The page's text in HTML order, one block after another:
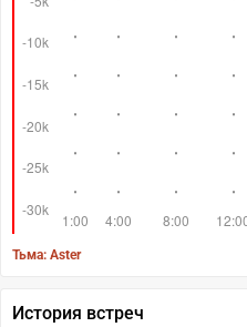
Тьма: Aster
История встреч